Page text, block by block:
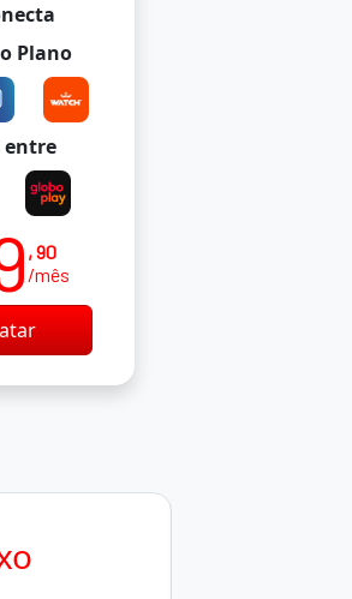
Plano
entre
, 90
/mês